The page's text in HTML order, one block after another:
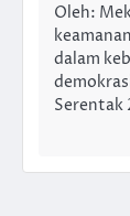
Oleh:
dalam
Serentak